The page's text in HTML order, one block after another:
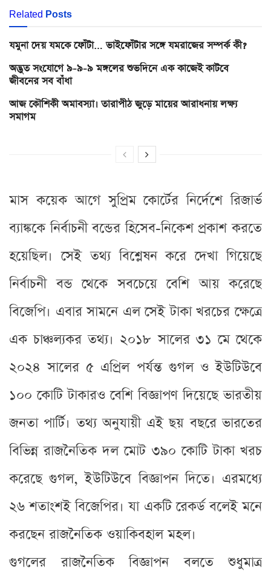
Related Posts
যমুনা দেয় যমকে ফোঁটা… ভাইফোঁটার সঙ্গে যমরাজের সম্পর্ক কী?
অদ্ভুত সংযোগে ৯-৯-৯ মঙ্গলের শুভদিনে এক কাজেই কাটবে
জীবনের সব বাঁধা
আজ কৌশিকী অমাবস্যা। তারাপীঠ জুড়ে মায়ের আরাধনায় লক্ষ্য
সমাগম
মাস কয়েক আগে সুপ্রিম কোর্টের নির্দেশে রিজার্ভ
ব্যাঙ্ককে নির্বাচনী বন্ডের হিসেব-নিকেশ প্রকাশ করতে
হয়েছিল। সেই তথ্য বিশ্লেষন করে দেখা গিয়েছে
নির্বাচনী বন্ড থেকে সবচেয়ে বেশি আয় করেছে
বিজেপি। এবার সামনে এল সেই টাকা খরচের ক্ষেত্রে
এক চাঞ্চল্যকর তথ্য। ২০১৮ সালের ৩১ মে থেকে
২০২৪ সালের ৫ এপ্রিল পর্যন্ত গুগল ও ইউটিউবে
১০০ কোটি টাকারও বেশি বিজ্ঞাপণ দিয়েছে ভারতীয়
জনতা পার্টি। তথ্য অনুযায়ী এই ছয় বছরে ভারতের
বিভিন্ন রাজনৈতিক দল মোট ৩৯০ কোটি টাকা খরচ
করেছে গুগল, ইউটিউবে বিজ্ঞাপন দিতে। এরমধ্যে
২৬ শতাংশই বিজেপির। যা একটি রেকর্ড বলেই মনে
করছেন রাজনৈতিক ওয়াকিবহাল মহল।
গুগলের রাজনৈতিক বিজ্ঞাপন বলতে শুধুমাত্র